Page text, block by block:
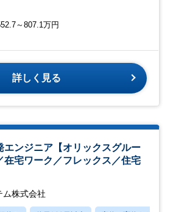
～807.1万円
詳しく見る
エンジニア【オリックスグルー
在宅ワーク／フレックス／住宅
ム株式会社